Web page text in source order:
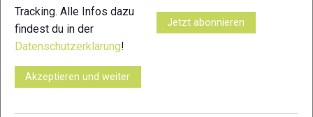
41 42
43 44
Tracking. Alle Infos dazu
findest du in der
Datenschutzerklärung!
Akzeptieren und weiter
Jetzt abonnieren